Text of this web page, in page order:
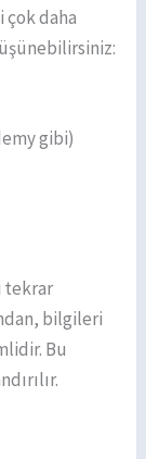
daha
gibi)
tekrar
bilgileri
Bu